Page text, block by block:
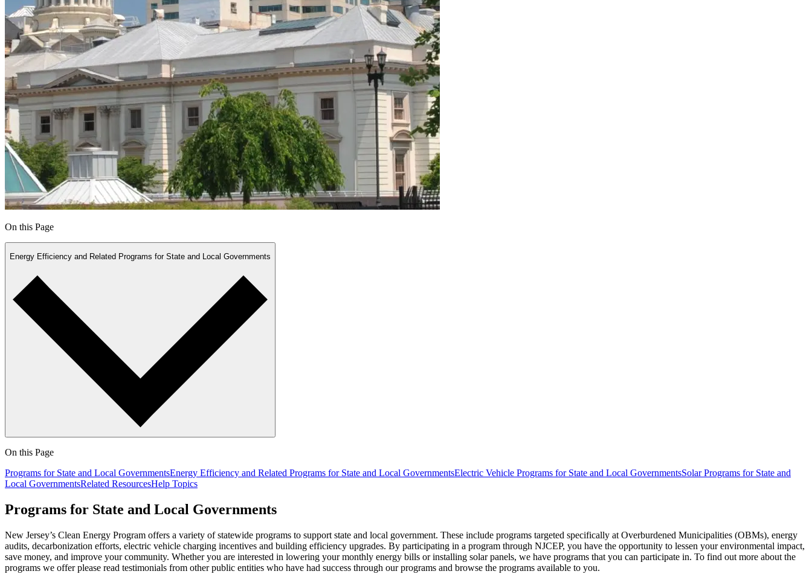
On this Page
Energy Efficiency and Related Programs for State and Local Governments​​​​‌ ‍ ​‍​‍‌‍ ‌ ​‍‌‍‍‌‌‍‌ ‌‍‍‌‌‍ ‍​‍​‍​ ‍‍​‍​‍‌ ​ ‌‍​‌‌‍ ‍‌‍‍‌‌ ‌​‌ ‍‌​‍ ‍‌‍‍‌‌‍ ​‍​‍​‍ ​​‍​‍‌‍‍​‌ ​‍‌‍‌‌‌‍‌‍​‍​‍​ ‍‍​‍​‍‌‍‍​‌ ‌​‌ ‌​‌ ​​​ ‍‍​‍ ​‍ ‌‍ ​‌‍ ‌‍​ ‌‍​‌‌‍ ​‌‍‍​‌‍ ‌ ​ ‌ ‌​​ ‍‍​ ​ ​ ​ ​ ​ ​ ​ ​‍ ‌‍‍‌‌‍ ‍‌ ‌​‌‍‌‌‌‍ ‍‌ ‌​​‍ ‌‍‌‌‌‍‌​‌‍‍‌‌ ‌​​‍ ‌‍ ‌‌‍ ‌‍‌​‌‍‌‌​ ‌‌ ​​‌ ​‍‌‍‌‌‌ ​ ‌‍‌‌‌‍ ‍‌ ‌​‌‍​‌‌ ‌​‌‍‍‌‌‍ ‌‍ ‍​ ‍ ‌‍‍‌‌‍‌​​ ‌‌‍​ ​ ‌ ‌‍‌‍‌‍​‍​ ​​‌‍‌‌‌‍​ ‌‍‌​​‍ ‌​ ‌‌‌‍​ ‌‍‌‍​ ​ ​‍ ‌​ ‌​​ ‍‌​ ​ ​ ‌ ​‍ ‌​ ‍​​ ‌‍​ ‍​​ ‌‍​‍ ‌‌‍​ ​ ‌​‌‍​ ​ ​​​ ​​​ ‌‌​ ​​​ ‌ ‌‍‌‌​ ‍​​ ‍​‌‍‌‍​ ‍ ‌ ‌​‌ ‍‌‌ ​​‌‍‌‌​ ‌‌‍​‌‌ ‌‌‌‍‌​‌‍‍‌‌‍‌‌‌‍ ‍‌‍​ ‌‍‌‌​ ‍ ‌ ​​‌‍​‌‌ ‌​‌‍‍​​ ‌‌‍​ ‌‍ ‌‍ ‍‌ ‌​‌‍‌‌‌‍ ‍‌ ‌​‌‌​ ‌‍‌‌‌‍​ ‌ ‌​‌‍‍‌‌‍ ‌‍ ‍‌ ​ ​‍‌‌​ ‌‌‌​​‍‌‌ ‌‍‍ ‌‍‌‌‌ ‍‌​‍‌‌​ ​ ‌​‌​​‍‌‌​ ​ ‌​‌​​‍‌‌​ ​‍​ ​‍‌‍​‌‌‍‌‌​ ‍​​ ‌‌​ ​‍​ ‌ ​ ​​​ ​ ​ ‌ ​ ‌‍‌‍‌‍‌‍​ ​‍‌‌​ ​‍​ ​‍​‍‌‌​ ‌‌‌​‌​​‍ ‍‌‍‍​‌‍‌‌‌‍​‌‌‍‌​‌‍‍‌‌‍ ‍‌‍‌ ​ ‌‍​‍‌‍​‌‌ ​ ‌‍‌‌‌‌‌‌‌ ​‍‌‍ ​​ ‌‌‍‍​‌ ‌​‌ ‌​‌ ​​​‍‌‌​ ​ ‌​​‌​‍‌‌​ ​‍‌​‌‍​‍‌‌​ ​‍‌​‌‍‌‍ ​‌‍ ‌‍​ ‌‍​‌‌‍ ​‌‍‍​‌‍ ‌ ​ ‌ ‌​​‍‌‌​ ​ ‌​​‌​ ​ ​ ​ ​ ​ ​ ​ ​‍‌‍‌‍‍‌‌‍‌​​ ‌‌‍​ ​ ‌ ‌‍‌‍‌‍​‍​ ​​‌‍‌‌‌‍​ ‌‍‌​​‍ ‌​ ‌‌‌‍​ ‌‍‌‍​ ​ ​‍ ‌​ ‌​​ ‍‌​ ​ ​ ‌ ​‍ ‌​ ‍​​ ‌‍​ ‍​​ ‌‍​‍ ‌‌‍​ ​ ‌​‌‍​ ​ ​​​ ​​​ ‌‌​ ​​​ ‌ ‌‍‌‌​ ‍​​ ‍​‌‍‌‍​‍‌‍‌ ‌​‌ ‍‌‌ ​​‌‍‌‌​ ‌‌‍​‌‌ ‌‌‌‍‌​‌‍‍‌‌‍‌‌‌‍ ‍‌‍​ ‌‍‌‌​‍‌‍‌ ​​‌‍​‌‌ ‌​‌‍‍​​ ‌‌‍​ ‌‍ ‌‍ ‍‌ ‌​‌‍‌‌‌‍ ‍‌ ‌​‌‌​ ‌‍‌‌‌‍​ ‌ ‌​‌‍‍‌‌‍ ‌‍ ‍‌ ​ ​‍‌‌​ ‌‌‌​​‍‌‌ ‌‍‍ ‌‍‌‌‌ ‍‌​‍‌‌​ ​ ‌​‌​​‍‌‌​ ​ ‌​‌​​‍‌‌​ ​‍​ ​‍‌‍​‌‌‍‌‌​ ‍​​ ‌‌​ ​‍​ ‌ ​ ​​​ ​ ​ ‌ ​ ‌‍‌‍‌‍‌‍​ ​‍‌‌​ ​‍​ ​‍​‍‌‌​ ‌‌‌​‌​​‍ ‍‌‍‍​‌‍‌‌‌‍​‌‌‍‌​‌‍‍‌‌‍ ‍‌‍‌ ​‍‌‍‌ ​​‌‍‌‌‌ ​‍‌ ​ ‌ ​​‌‍‌‌‌‍​ ‌ ‌​‌‍‍‌‌ ‌‍‌‍‌‌​ ‌‌ ​​‌ ‌‌‌‍​‍‌‍ ​‌‍‍‌‌ ​ ‌‍‍​‌‍‌‌‌‍‌​​‍​‍‌ ‌
On this Page
Programs for State and Local GovernmentsEnergy Efficiency and Related Programs for State and Local GovernmentsElectric Vehicle Programs for State and Local GovernmentsSolar Programs for State and
Local GovernmentsRelated ResourcesHelp Topics
Programs for State and Local Governments​​​​‌ ‍ ​‍​‍‌‍ ‌ ​‍‌‍‍‌‌‍‌ ‌‍‍‌‌‍ ‍​‍​‍​ ‍‍​‍​‍‌ ​ ‌‍​‌‌‍ ‍‌‍‍‌‌ ‌​‌ ‍‌​‍ ‍‌‍‍‌‌‍ ​‍​‍​‍ ​​‍​‍‌‍‍​‌ ​‍‌‍‌‌‌‍‌‍​‍​‍​ ‍‍​‍​‍‌‍‍​‌ ‌​‌ ‌​‌ ​​​ ‍‍​‍ ​‍ ‌‍ ​‌‍ ‌‍​ ‌‍​‌‌‍ ​‌‍‍​‌‍ ‌ ​ ‌ ‌​​ ‍‍​ ​ ​ ​ ​ ​ ​ ​ ​‍ ‌‍‍‌‌‍ ‍‌ ‌​‌‍‌‌‌‍ ‍‌ ‌​​‍ ‌‍‌‌‌‍‌​‌‍‍‌‌ ‌​​‍ ‌‍ ‌‌‍ ‌‍‌​‌‍‌‌​ ‌‌ ​​‌ ​‍‌‍‌‌‌ ​ ‌‍‌‌‌‍ ‍‌ ‌​‌‍​‌‌ ‌​‌‍‍‌‌‍ ‌‍ ‍​ ‍ ‌‍‍‌‌‍‌​​ ‌‌‍​ ​ ‌ ‌‍‌‍‌‍​‍​ ​​‌‍‌‌‌‍​ ‌‍‌​​‍ ‌​ ‌‌‌‍​ ‌‍‌‍​ ​ ​‍ ‌​ ‌​​ ‍‌​ ​ ​ ‌ ​‍ ‌​ ‍​​ ‌‍​ ‍​​ ‌‍​‍ ‌‌‍​ ​ ‌​‌‍​ ​ ​​​ ​​​ ‌‌​ ​​​ ‌ ‌‍‌‌​ ‍​​ ‍​‌‍‌‍​ ‍ ‌ ‌​‌ ‍‌‌ ​​‌‍‌‌​ ‌‌‍​‌‌ ‌‌‌‍‌​‌‍‍‌‌‍‌‌‌‍ ‍‌‍​ ‌‍‌‌​ ‍ ‌ ​​‌‍​‌‌ ‌​‌‍‍​​ ‌‌‍​ ‌‍ ‌‍ ‍‌ ‌​‌‍‌‌‌‍ ‍‌ ‌​‌‌​ ‌‍‌‌‌‍​ ‌ ‌​‌‍‍‌‌‍ ‌‍ ‍‌ ​ ​‍‌‌​ ‌‌‌​​‍‌‌ ‌‍‍ ‌‍‌‌‌ ‍‌​‍‌‌​ ​ ‌​‌​​‍‌‌​ ​ ‌​‌​​‍‌‌​ ​‍​ ​‍​ ‌ ​ ​‍​ ​‍​ ​‍‌‍‌​​ ‌​​ ​‍​ ‌ ‌‍‌‌‌‍​‍​ ‍‌​ ‌ ​‍‌‌​ ​‍​ ​‍​‍‌‌​ ‌‌‌​‌​​‍ ‍‌‍‍​‌‍‌‌‌‍​‌‌‍‌​‌‍‍‌‌‍ ‍‌‍‌ ​ ‌‍​‍‌‍​‌‌ ​ ‌‍‌‌‌‌‌‌‌ ​‍‌‍ ​​ ‌‌‍‍​‌ ‌​‌ ‌​‌ ​​​‍‌‌​ ​ ‌​​‌​‍‌‌​ ​‍‌​‌‍​‍‌‌​ ​‍‌​‌‍‌‍ ​‌‍ ‌‍​ ‌‍​‌‌‍ ​‌‍‍​‌‍ ‌ ​ ‌ ‌​​‍‌‌​ ​ ‌​​‌​ ​ ​ ​ ​ ​ ​ ​ ​‍‌‍‌‍‍‌‌‍‌​​ ‌‌‍​ ​ ‌ ‌‍‌‍‌‍​‍​ ​​‌‍‌‌‌‍​ ‌‍‌​​‍ ‌​ ‌‌‌‍​ ‌‍‌‍​ ​ ​‍ ‌​ ‌​​ ‍‌​ ​ ​ ‌ ​‍ ‌​ ‍​​ ‌‍​ ‍​​ ‌‍​‍ ‌‌‍​ ​ ‌​‌‍​ ​ ​​​ ​​​ ‌‌​ ​​​ ‌ ‌‍‌‌​ ‍​​ ‍​‌‍‌‍​‍‌‍‌ ‌​‌ ‍‌‌ ​​‌‍‌‌​ ‌‌‍​‌‌ ‌‌‌‍‌​‌‍‍‌‌‍‌‌‌‍ ‍‌‍​ ‌‍‌‌​‍‌‍‌ ​​‌‍​‌‌ ‌​‌‍‍​​ ‌‌‍​ ‌‍ ‌‍ ‍‌ ‌​‌‍‌‌‌‍ ‍‌ ‌​‌‌​ ‌‍‌‌‌‍​ ‌ ‌​‌‍‍‌‌‍ ‌‍ ‍‌ ​ ​‍‌‌​ ‌‌‌​​‍‌‌ ‌‍‍ ‌‍‌‌‌ ‍‌​‍‌‌​ ​ ‌​‌​​‍‌‌​ ​ ‌​‌​​‍‌‌​ ​‍​ ​‍​ ‌ ​ ​‍​ ​‍​ ​‍‌‍‌​​ ‌​​ ​‍​ ‌ ‌‍‌‌‌‍​‍​ ‍‌​ ‌ ​‍‌‌​ ​‍​ ​‍​‍‌‌​ ‌‌‌​‌​​‍ ‍‌‍‍​‌‍‌‌‌‍​‌‌‍‌​‌‍‍‌‌‍ ‍‌‍‌ ​‍‌‍‌ ​​‌‍‌‌‌ ​‍‌ ​ ‌ ​​‌‍‌‌‌‍​ ‌ ‌​‌‍‍‌‌ ‌‍‌‍‌‌​ ‌‌ ​​‌ ‌‌‌‍​‍‌‍ ​‌‍‍‌‌ ​ ‌‍‍​‌‍‌‌‌‍‌​​‍​‍‌ ‌
New Jersey’s Clean Energy Program offers a variety of statewide programs to support state and local government. These include programs targeted specifically at Overburdened Municipalities (OBMs), energy
audits, decarbonization efforts, electric vehicle charging incentives and building efficiency upgrades. By participating in a program through NJCEP, you have the opportunity to lessen your environmental impact,
save money, and improve your community. Whether you are interested in lowering your monthly energy bills or installing solar panels, we have programs that you can participate in. To find out more about the
programs we offer please read testimonials from other public entities who have had success through our programs and browse the programs available to you.​​​​‌ ‍ ​‍​‍‌‍ ‌ ​‍‌‍‍‌‌‍‌ ‌‍‍‌‌‍ ‍​‍​‍​ ‍‍​‍​‍‌ ​ ‌‍​‌‌‍ ‍‌‍‍‌‌ ‌​‌ ‍‌​‍ ‍‌‍‍‌‌‍ ​‍​‍​‍ ​​‍​‍‌‍‍​‌ ​‍‌‍‌‌‌‍‌‍​‍​‍​ ‍‍​‍​‍‌‍‍​‌ ‌​‌ ‌​‌ ​​​ ‍‍​‍ ​‍ ‌‍ ​‌‍ ‌‍​ ‌‍​‌‌‍ ​‌‍‍​‌‍ ‌ ​ ‌ ‌​​ ‍‍​ ​ ​ ​ ​ ​ ​ ​ ​‍ ‌‍‍‌‌‍ ‍‌ ‌​‌‍‌‌‌‍ ‍‌ ‌​​‍ ‌‍‌‌‌‍‌​‌‍‍‌‌ ‌​​‍ ‌‍ ‌‌‍ ‌‍‌​‌‍‌‌​ ‌‌ ​​‌ ​‍‌‍‌‌‌ ​ ‌‍‌‌‌‍ ‍‌ ‌​‌‍​‌‌ ‌​‌‍‍‌‌‍ ‌‍ ‍​ ‍ ‌‍‍‌‌‍‌​​ ‌‌‍​ ​ ‌ ‌‍‌‍‌‍​‍​ ​​‌‍‌‌‌‍​ ‌‍‌​​‍ ‌​ ‌‌‌‍​ ‌‍‌‍​ ​ ​‍ ‌​ ‌​​ ‍‌​ ​ ​ ‌ ​‍ ‌​ ‍​​ ‌‍​ ‍​​ ‌‍​‍ ‌‌‍​ ​ ‌​‌‍​ ​ ​​​ ​​​ ‌‌​ ​​​ ‌ ‌‍‌‌​ ‍​​ ‍​‌‍‌‍​ ‍ ‌ ‌​‌ ‍‌‌ ​​‌‍‌‌​ ‌‌‍​‌‌ ‌‌‌‍‌​‌‍‍‌‌‍‌‌‌‍ ‍‌‍​ ‌‍‌‌​ ‍ ‌ ​​‌‍​‌‌ ‌​‌‍‍​​ ‌‌‍​ ‌‍ ‌‍ ‍‌ ‌​‌‍‌‌‌‍ ‍‌ ‌​‌‌​ ‌‍‌‌‌‍​ ‌ ‌​‌‍‍‌‌‍ ‌‍ ‍‌ ​ ​‍‌‌​ ‌‌‌​​‍‌‌ ‌‍‍ ‌‍‌‌‌ ‍‌​‍‌‌​ ​ ‌​‌​​‍‌‌​ ​ ‌​‌​​‍‌‌​ ​‍​ ​‍​ ‌ ​ ​‍​ ​‍​ ​‍‌‍‌​​ ‌​​ ​‍​ ‌ ‌‍‌‌‌‍​‍​ ‍‌​ ‌ ​‍‌‌​ ​‍​ ​‍​‍‌‌​ ‌‌‌​‌​​‍ ‍‌‍​ ‌‍ ‌‍ ‍‌ ‌​‌‍‌‌‌‍ ‍‌ ‌​​‍‌‌​ ‌‌‌​​‍‌‌ ‌‍‍ ‌‍‌‌‌ ‍‌​‍‌‌​ ​ ‌​‌​​‍‌‌​ ​ ‌​‌​​‍‌‌​ ​‍​ ​‍​ ​​​ ‍‌‌‍‌‌​ ‌​​ ​‍​ ​​​ ‍​​ ‌‌​ ‌‍​ ‍‌‌‍‌‍‌‍‌‌​‍‌‌​ ​‍​ ​‍​‍‌‌​ ‌‌‌​‌​​‍ ‍‌‍​ ‌‍‍​‌‍‍‌‌‍ ​‌‍‌​‌ ​‍‌‍‌‌‌‍ ‍​‍‌‌​ ‌‌‌​​‍‌‌ ‌‍‍ ‌‍‌‌‌ ‍‌​‍‌‌​ ​ ‌​‌​​‍‌‌​ ​ ‌​‌​​‍‌‌​ ​‍​ ​‍​ ‌​​ ​ ​ ‌‌‌‍‌​​ ‌ ‌‍‌‍‌‍​ ​ ‍​​ ‌ ‌‍‌‌‌‍​‍‌‍​‍​‍‌‌​ ​‍​ ​‍​‍‌‌​ ‌‌‌​‌​​‍ ‍‌ ‌​‌‍‌‌‌ ‍​‌ ‌​​ ‌‍​‍‌‍​‌‌ ​ ‌‍‌‌‌‌‌‌‌ ​‍‌‍ ​​ ‌‌‍‍​‌ ‌​‌ ‌​‌ ​​​‍‌‌​ ​ ‌​​‌​‍‌‌​ ​‍‌​‌‍​‍‌‌​ ​‍‌​‌‍‌‍ ​‌‍ ‌‍​ ‌‍​‌‌‍ ​‌‍‍​‌‍ ‌ ​ ‌ ‌​​‍‌‌​ ​ ‌​​‌​ ​ ​ ​ ​ ​ ​ ​ ​‍‌‍‌‍‍‌‌‍‌​​ ‌‌‍​ ​ ‌ ‌‍‌‍‌‍​‍​ ​​‌‍‌‌‌‍​ ‌‍‌​​‍ ‌​ ‌‌‌‍​ ‌‍‌‍​ ​ ​‍ ‌​ ‌​​ ‍‌​ ​ ​ ‌ ​‍ ‌​ ‍​​ ‌‍​ ‍​​ ‌‍​‍ ‌‌‍​ ​ ‌​‌‍​ ​ ​​​ ​​​ ‌‌​ ​​​ ‌ ‌‍‌‌​ ‍​​ ‍​‌‍‌‍​‍‌‍‌ ‌​‌ ‍‌‌ ​​‌‍‌‌​ ‌‌‍​‌‌ ‌‌‌‍‌​‌‍‍‌‌‍‌‌‌‍ ‍‌‍​ ‌‍‌‌​‍‌‍‌ ​​‌‍​‌‌ ‌​‌‍‍​​ ‌‌‍​ ‌‍ ‌‍ ‍‌ ‌​‌‍‌‌‌‍ ‍‌ ‌​‌‌​ ‌‍‌‌‌‍​ ‌ ‌​‌‍‍‌‌‍ ‌‍ ‍‌ ​ ​‍‌‌​ ‌‌‌​​‍‌‌ ‌‍‍ ‌‍‌‌‌ ‍‌​‍‌‌​ ​ ‌​‌​​‍‌‌​ ​ ‌​‌​​‍‌‌​ ​‍​ ​‍​ ‌ ​ ​‍​ ​‍​ ​‍‌‍‌​​ ‌​​ ​‍​ ‌ ‌‍‌‌‌‍​‍​ ‍‌​ ‌ ​‍‌‌​ ​‍​ ​‍​‍‌‌​ ‌‌‌​‌​​‍ ‍‌‍​ ‌‍ ‌‍ ‍‌ ‌​‌‍‌‌‌‍ ‍‌ ‌​​‍‌‌​ ‌‌‌​​‍‌‌ ‌‍‍ ‌‍‌‌‌ ‍‌​‍‌‌​ ​ ‌​‌​​‍‌‌​ ​ ‌​‌​​‍‌‌​ ​‍​ ​‍​ ​​​ ‍‌‌‍‌‌​ ‌​​ ​‍​ ​​​ ‍​​ ‌‌​ ‌‍​ ‍‌‌‍‌‍‌‍‌‌​‍‌‌​ ​‍​ ​‍​‍‌‌​ ‌‌‌​‌​​‍ ‍‌‍​ ‌‍‍​‌‍‍‌‌‍ ​‌‍‌​‌ ​‍‌‍‌‌‌‍ ‍​‍‌‌​ ‌‌‌​​‍‌‌ ‌‍‍ ‌‍‌‌‌ ‍‌​‍‌‌​ ​ ‌​‌​​‍‌‌​ ​ ‌​‌​​‍‌‌​ ​‍​ ​‍​ ‌​​ ​ ​ ‌‌‌‍‌​​ ‌ ‌‍‌‍‌‍​ ​ ‍​​ ‌ ‌‍‌‌‌‍​‍‌‍​‍​‍‌‌​ ​‍​ ​‍​‍‌‌​ ‌‌‌​‌​​‍ ‍‌ ‌​‌‍‌‌‌ ‍​‌ ‌​​‍‌‍‌ ​​‌‍‌‌‌ ​‍‌ ​ ‌ ​​‌‍‌‌‌‍​ ‌ ‌​‌‍‍‌‌ ‌‍‌‍‌‌​ ‌‌ ​​‌ ‌‌‌‍​‍‌‍ ​‌‍‍‌‌ ​ ‌‍‍​‌‍‌‌‌‍‌​​‍​‍‌ ‌